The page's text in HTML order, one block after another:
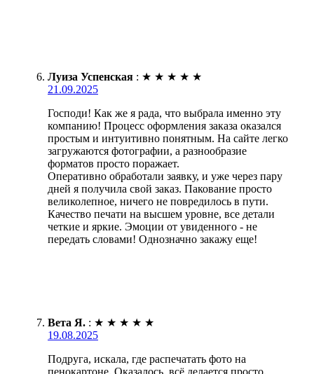
Луиза Успенская : ★ ★ ★ ★ ★
21.09.2025
Господи! Как же я рада, что выбрала именно эту
компанию! Процесс оформления заказа оказался
простым и интуитивно понятным. На сайте легко
загружаются фотографии, а разнообразие
форматов просто поражает.
Оперативно обработали заявку, и уже через пару
дней я получила свой заказ. Пакование просто
великолепное, ничего не повредилось в пути.
Качество печати на высшем уровне, все детали
четкие и яркие. Эмоции от увиденного - не
передать словами! Однозначно закажу еще!
Вета Я. : ★ ★ ★ ★ ★
19.08.2025
Подруга, искала, где распечатать фото на
пенокартоне. Оказалось, всё делается просто.